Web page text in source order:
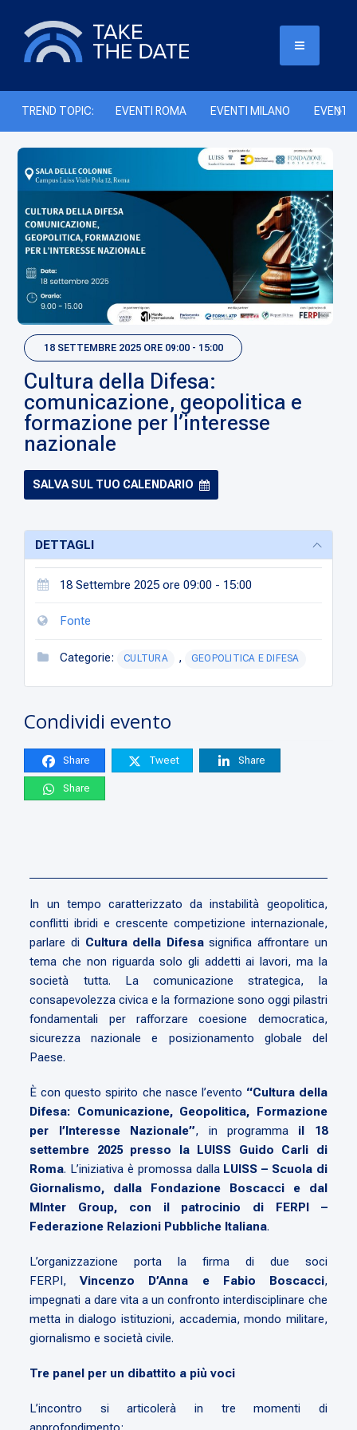
TREND TOPIC: EVENTI ROMA EVENTI MILANO EVENTI
18 SETTEMBRE 2025 ORE 09:00 - 15:00
Cultura della Difesa:
comunicazione, geopolitica e
formazione per l’interesse
nazionale
SALVA SUL TUO CALENDARIO
DETTAGLI
18 Settembre 2025 ore 09:00 - 15:00
Fonte
Categorie: CULTURA , GEOPOLITICA E DIFESA
Condividi evento
Share Tweet Share
Share
In un tempo caratterizzato da instabilità geopolitica,
conflitti ibridi e crescente competizione internazionale,
parlare di Cultura della Difesasignifica affrontare un
tema che non riguarda solo gli addetti ai lavori, ma la
società tutta. La comunicazione strategica, la
consapevolezza civica e la formazione sono oggi pilastri
fondamentali per rafforzare coesione democratica,
sicurezza nazionale e posizionamento globale del
Paese.
È con questo spirito che nasce l’evento “Cultura della
Difesa: Comunicazione, Geopolitica, Formazione
per l’Interesse Nazionale”, in programma il 18
settembre 2025 presso la LUISS Guido Carli di
Roma. L’iniziativa è promossa dalla LUISS – Scuola di
Giornalismo, dalla Fondazione Boscacci e dal
MInter Group, con il patrocinio di FERPI –
Federazione Relazioni Pubbliche Italiana.
L’organizzazione porta la firma di due soci
FERPI,Vincenzo D’Anna e Fabio Boscacci,
impegnati a dare vita a un confronto interdisciplinare che
metta in dialogo istituzioni, accademia, mondo militare,
giornalismo e società civile.
Tre panel per un dibattito a più voci
L’incontro si articolerà in tre momenti di